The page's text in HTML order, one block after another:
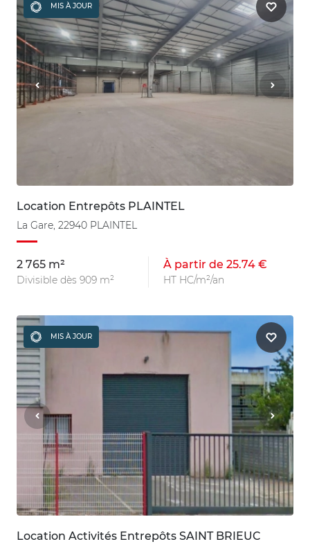
MIS À JOUR
Location Entrepôts PLAINTEL
La Gare, 22940 PLAINTEL
2 765 m²
Divisible dès 909 m²
À partir de 25.74 €
HT HC/m²/an
MIS À JOUR
Location Activités Entrepôts SAINT BRIEUC